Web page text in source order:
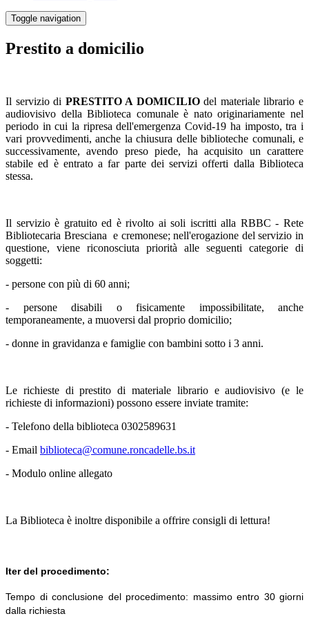
Toggle navigation
Prestito a domicilio
Il servizio di PRESTITO A DOMICILIOdel materiale librario e
audiovisivo della Biblioteca comunale è nato originariamente nel
periodo in cui la ripresa dell'emergenza Covid-19 ha imposto, tra i
vari provvedimenti, anche la chiusura delle biblioteche comunali, e
successivamente, avendo preso piede, ha acquisito un carattere
stabile ed è entrato a far parte dei servizi offerti dalla Biblioteca
stessa.
Il servizio è gratuito ed è rivolto ai soli iscritti alla RBBC - Rete
Bibliotecaria Bresciana e cremonese; nell'erogazione del servizio in
questione, viene riconosciuta priorità alle seguenti categorie di
soggetti:
- persone con più di 60 anni;
- persone disabili o fisicamente impossibilitate, anche
temporaneamente, a muoversi dal proprio domicilio;
- donne in gravidanza e famiglie con bambini sotto i 3 anni.
Le richieste di prestito di materiale librario e audiovisivo (e le
richieste di informazioni) possono essere inviate tramite:
- Telefono della biblioteca 0302589631
- Email biblioteca@comune.roncadelle.bs.it
- Modulo online allegato
La Biblioteca è inoltre disponibile a offrire consigli di lettura!
Iter del procedimento:
Tempo di conclusione del procedimento: massimo entro 30 giorni
dalla richiesta